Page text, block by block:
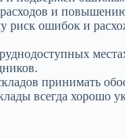
и
риск ошибок и
принимать
всегда хорошо